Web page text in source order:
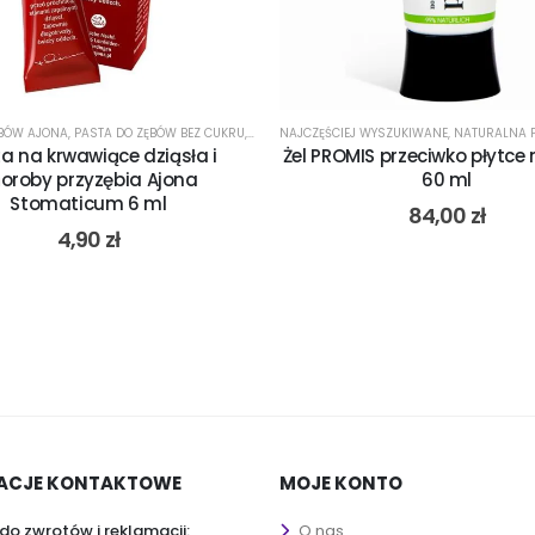
Z WĘGLEM, PASTA DO ZĘBÓW Z WĘGLEM AKTYWNYM, PASTA DO ZĘBÓW Z WĘGLEM
Z CHLORHEKSYDYNĄ,PASTA DO ZĘBÓW Z NISKIM RDA,PASTA NA KRWAWIĄCE DZIĄSŁA ,
AJONA, PASTA DO ZĘBÓW BEZ CUKRU, PASTA DO ZĘBÓW BEZ FLUORU,PASTA DO
na krwawiące dziąsła i
przyzębia Ajona
Stomaticum 6 ml
4,90 zł
NAJCZĘŚCIEJ WYSZUKIWANE, NATURALNA
Żel PROMIS przeciwko
60 ml
84,00 zł
KONTAKTOWE MOJE KONTO